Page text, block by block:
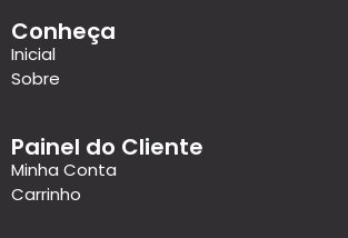
Conheça
Inicial
Sobre
Painel do Cliente
Minha Conta
Carrinho